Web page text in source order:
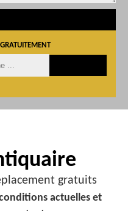
gratuits
actuelles et